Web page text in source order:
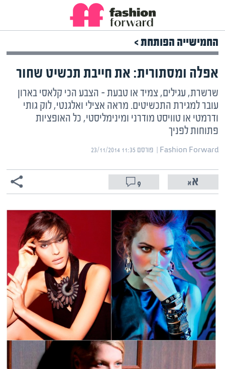
החמישייה הפותחת >
אפלה ומסתורית: את חייבת תכשיט שחור
שרשרת, עגילים, צמיד או טבעת – הצבע הכי קלאסי בארון
עובר למגירת התכשיטים. מראה אצילי ואלגנטי, לוק גותי
ודרמטי או טוויסט מודרני ומינימליסטי, כל האופציות
פתוחות לפניך
Fashion Forward | ‏ פורסם ‎23/11/2014 11:35
9